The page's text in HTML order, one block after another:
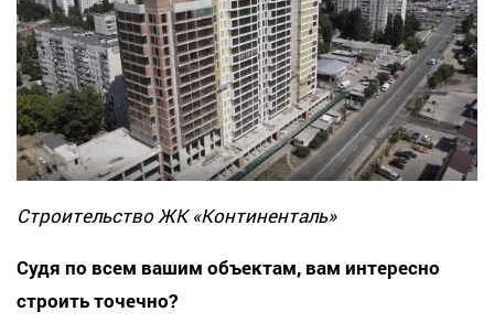
Строительство ЖК «Континенталь»
Судя по всем вашим объектам, вам интересно
строить точечно?